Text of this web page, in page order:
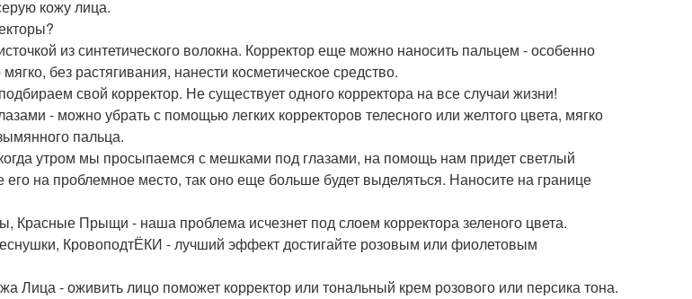
кожу лица.
из синтетического волокна. Корректор еще можно наносить пальцем - особенно
без растягивания, нанести косметическое средство.
свой корректор. Не существует одного корректора на все случаи жизни!
- можно убрать с помощью легких корректоров телесного или желтого цвета, мягко
пальца.
утром мы просыпаемся с мешками под глазами, на помощь нам придет светлый
его на проблемное место, так оно еще больше будет выделяться. Наносите на границе
Красные Прыщи - наша проблема исчезнет под слоем корректора зеленого цвета.
КровоподтЁКИ - лучший эффект достигайте розовым или фиолетовым
Лица - оживить лицо поможет корректор или тональный крем розового или персика тона.